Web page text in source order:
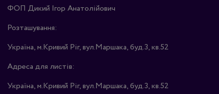
ФОП Дикий Ігор Анатолійович
Розташування:
Україна, м.Кривий Ріг, вул.Маршака, буд.3, кв.52
Адреса для листів:
Україна, м.Кривий Ріг, вул.Маршака, буд.3, кв.52